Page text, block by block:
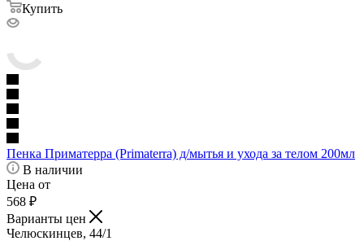
Купить
Пенка Приматерра (Primaterra) д/мытья и ухода за телом 200мл
В наличии
Цена от
568 ₽
Варианты цен
Челюскинцев, 44/1